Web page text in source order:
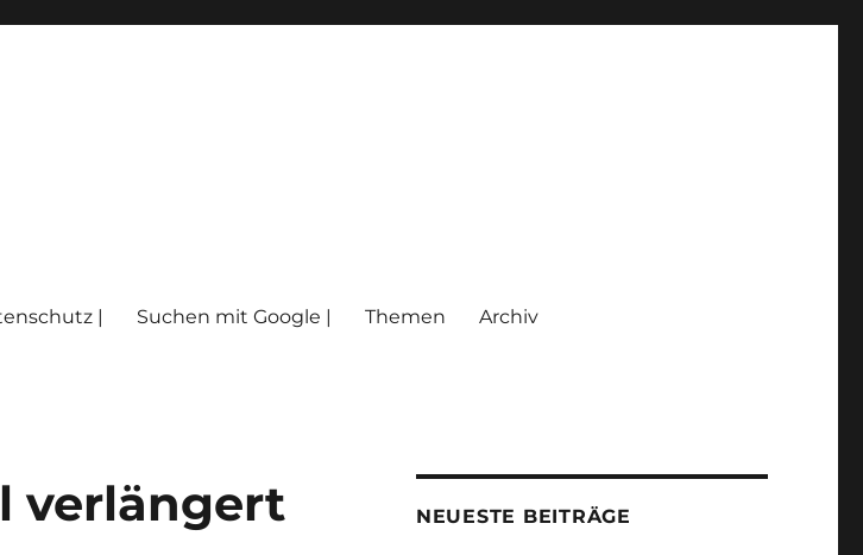
| Suchen mit Google | Themen Archiv
verlängert
NEUESTE BEITRÄGE